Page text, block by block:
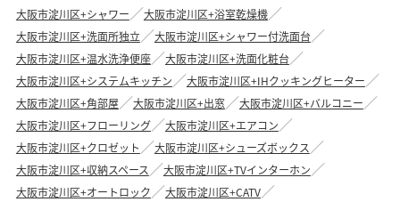
大阪市淀川区+シャワー
大阪市淀川区+浴室乾燥機
大阪市淀川区+洗面所独立
大阪市淀川区+シャワー付洗面台
大阪市淀川区+温水洗浄便座
大阪市淀川区+洗面化粧台
大阪市淀川区+システムキッチン
大阪市淀川区+IHクッキングヒーター
大阪市淀川区+角部屋
大阪市淀川区+出窓
大阪市淀川区+バルコニー
大阪市淀川区+フローリング
大阪市淀川区+エアコン
大阪市淀川区+クロゼット
大阪市淀川区+シューズボックス
大阪市淀川区+収納スペース
大阪市淀川区+TVインターホン
大阪市淀川区+オートロック
大阪市淀川区+CATV